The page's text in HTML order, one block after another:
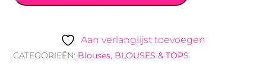
met
Aan verlanglijst toevoegen
CATEGORIEËN: Blouses, BLOUSES & TOPS